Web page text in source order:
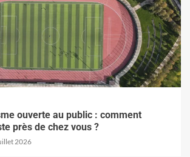
ouverte au public : comment
près de chez vous ?
2026